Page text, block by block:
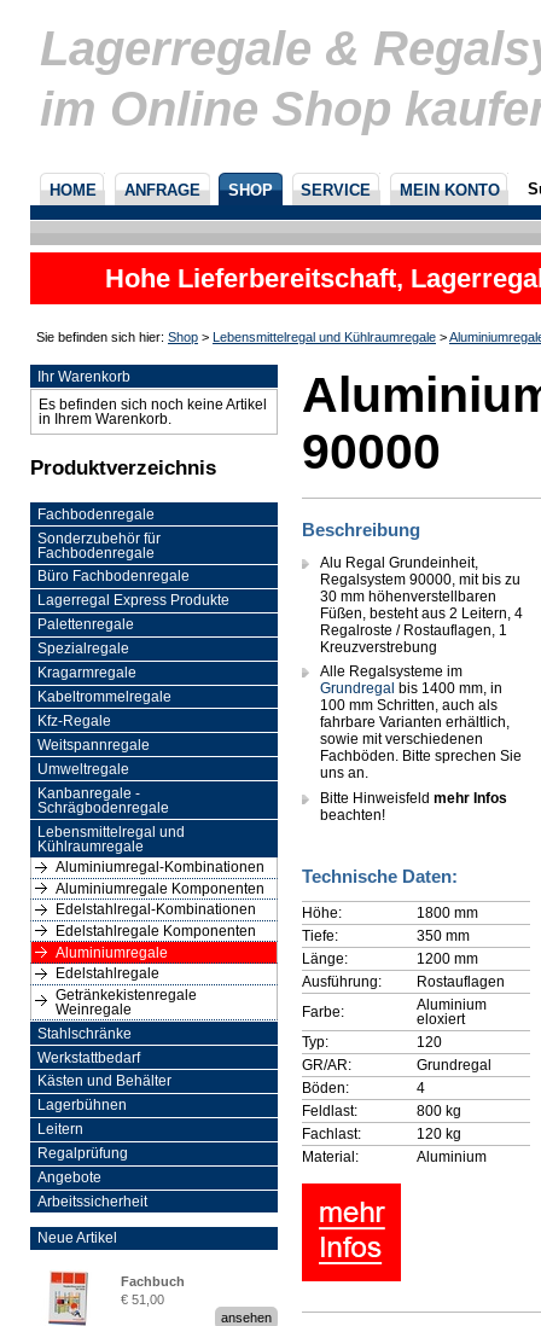
Lagerregale &
im Online Shop
HOME ANFRAGE SHOP SERVICE MEIN KONTO
Hohe Lieferbereitschaft,
nicht
Sie befinden sich hier: Shop > Lebensmittelregal und Kühlraumregale >
Ihr Warenkorb
Es befinden sich noch keine Artikel
in Ihrem Warenkorb.
Produktverzeichnis
Fachbodenregale
Sonderzubehör für
Fachbodenregale
Büro Fachbodenregale
Lagerregal Express Produkte
Palettenregale
Spezialregale
Kragarmregale
Kabeltrommelregale
Kfz-Regale
Weitspannregale
Umweltregale
Kanbanregale -
Schrägbodenregale
Lebensmittelregal und
Kühlraumregale
Aluminiumregal-Kombinationen
Aluminiumregale Komponenten
Edelstahlregal-Kombinationen
Edelstahlregale Komponenten
Aluminiumregale
Edelstahlregale
Getränkekistenregale
Weinregale
Stahlschränke
Werkstattbedarf
Kästen und Behälter
Lagerbühnen
Leitern
Regalprüfung
Angebote
Arbeitssicherheit
Neue Artikel
Fachbuch
„Regalprüfung nach DIN
€ 51,00
ansehen
90000
Beschreibung
Alu Regal Grundeinheit,
Regalsystem 90000, mit bis zu
30 mm höhenverstellbaren
Füßen, besteht aus 2 Leitern, 4
Regalroste / Rostauflagen, 1
Kreuzverstrebung
Alle Regalsysteme im
Grundregal bis 1400 mm, in
100 mm Schritten, auch als
fahrbare Varianten erhältlich,
sowie mit verschiedenen
Fachböden. Bitte sprechen Sie
uns an.
Bitte Hinweisfeld mehr Infos
beachten!
Technische Daten:
Höhe:
1800 mm
Tiefe:
350 mm
Länge:
1200 mm
Ausführung:
Rostauflagen
Farbe:
Aluminium
eloxiert
Typ:
120
GR/AR:
Grundregal
Böden:
4
Feldlast:
800 kg
Fachlast:
120 kg
Material:
Aluminium